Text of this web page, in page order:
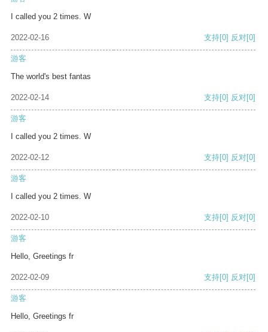
I called you 2 times. W
2022-02-16 支持[0] 反对[0]
游客
The world's best fantas
2022-02-14 支持[0] 反对[0]
游客
I called you 2 times. W
2022-02-12 支持[0] 反对[0]
游客
I called you 2 times. W
2022-02-10 支持[0] 反对[0]
游客
Hello, Greetings fr
2022-02-09 支持[0] 反对[0]
游客
Hello, Greetings fr